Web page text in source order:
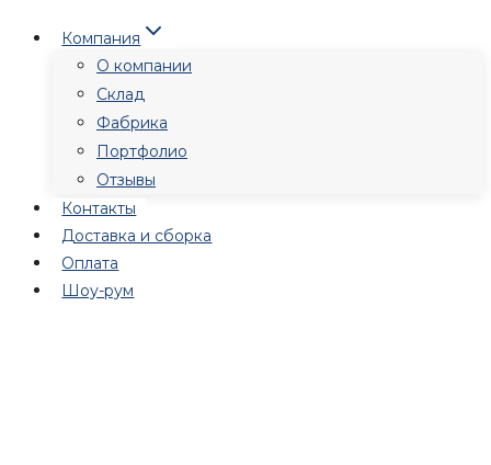
Перейти
содержимому
Компания
О компании
Склад
Фабрика
Портфолио
Отзывы
Контакты
Доставка и сборка
Оплата
Шоу-рум